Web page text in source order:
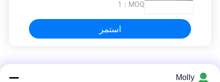
MOQ：
1
استمر
Molly